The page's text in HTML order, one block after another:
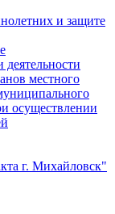
и защите
местного
осуществлении
г. Михайловск"